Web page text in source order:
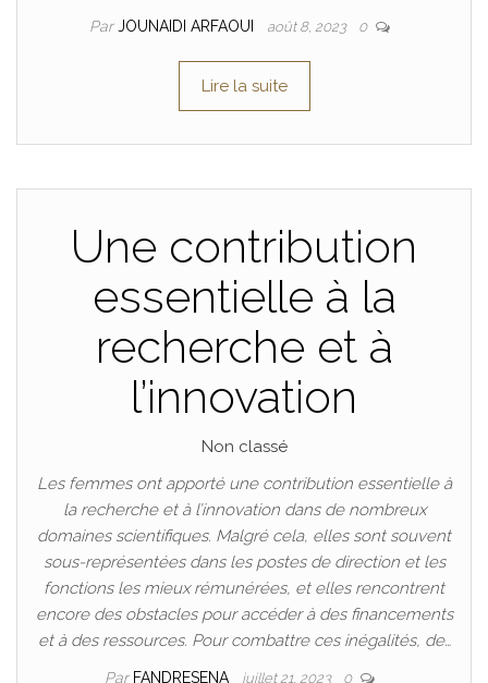
ParJOUNAIDI ARFAOUI août 8, 2023 0
Lire la suite
Une contribution
essentielle à la
recherche et à
l’innovation
Non classé
Les femmes ont apporté une contribution essentielle à
la recherche et à l’innovation dans de nombreux
domaines scientifiques. Malgré cela, elles sont souvent
sous-représentées dans les postes de direction et les
fonctions les mieux rémunérées, et elles rencontrent
encore des obstacles pour accéder à des financements
et à des ressources. Pour combattre ces inégalités, de…
Par FANDRESENA juillet 21, 2023 0